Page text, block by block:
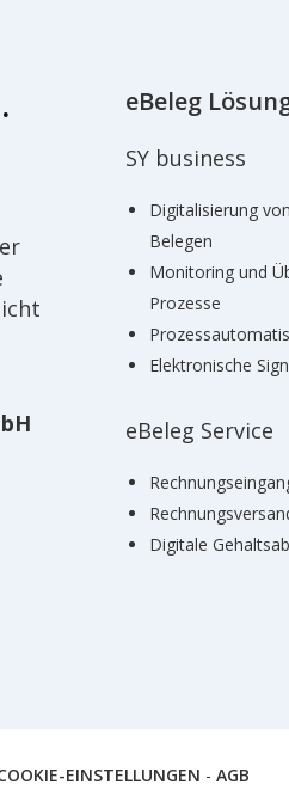
eBeleg
SY business
Digitalisierung
Belegen
Monitoring und
Prozesse
Elektronische
eBeleg Service
Digitale
EINSTELLUNGEN -AGB